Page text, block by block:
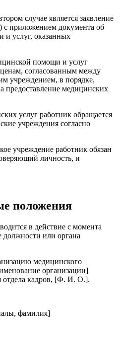
случае является заявление
с приложением документа об
и услуг, оказанных
помощи и услуг
согласованным между
учреждением, в порядке,
предоставление медицинских
услуг работник обращается
учреждения согласно
учреждение работник обязан
личность, и
положения
в действие с момента
или органа
медицинского
организации]
отдела кадров, [Ф. И. О.].
фамилия]